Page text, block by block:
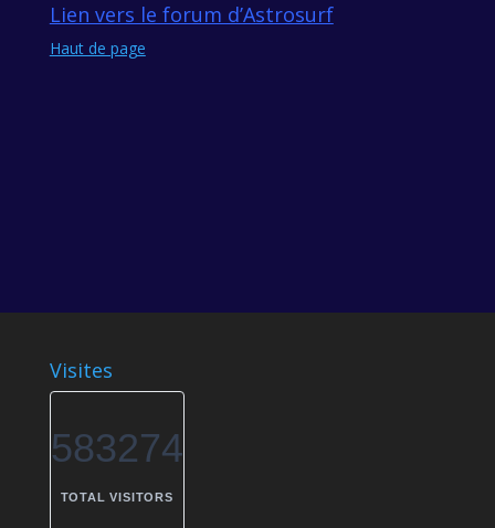
Lien vers le forum d’Astrosurf
Haut de page
Visites
583274
TOTAL VISITORS